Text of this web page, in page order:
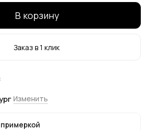
В корзину
Заказ в 1 клик
Изменить